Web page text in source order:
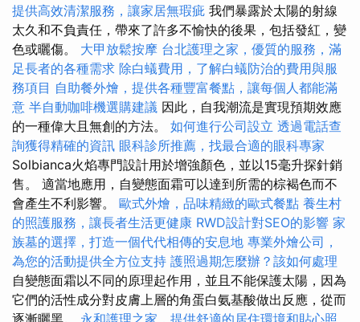
提供高效清潔服務，讓家居無瑕疵 我們暴露於太陽的射線
太久和不負責任，帶來了許多不愉快的後果，包括發紅，變
色或曬傷。 大甲放鬆按摩 台北護理之家，優質的服務，滿
足長者的各種需求 除白蟻費用，了解白蟻防治的費用與服
務項目 自助餐外燴，提供各種豐富餐點，讓每個人都能滿
意 半自動咖啡機選購建議 因此，自我潮流是實現預期效應
的一種偉大且無創的方法。 如何進行公司設立 透過電話查
詢獲得精確的資訊 眼科診所推薦，找最合適的眼科專家
Solbianca火焰專門設計用於增強顏色，並以15毫升探針銷
售。 適當地應用，自變態面霜可以達到所需的棕褐色而不
會產生不利影響。 歐式外燴，品味精緻的歐式餐點 養生村
的照護服務，讓長者生活更健康 RWD設計對SEO的影響 家
族墓的選擇，打造一個代代相傳的安息地 專業外燴公司，
為您的活動提供全方位支持 護照過期怎麼辦？該如何處理
自變態面霜以不同的原理起作用，並且不能保護太陽，因為
它們的活性成分對皮膚上層的角蛋白氨基酸做出反應，從而
逐漸曬黑。 永和護理之家，提供舒適的居住環境和貼心照